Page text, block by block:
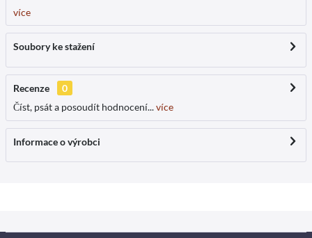
více
Soubory ke stažení
Recenze
0
Číst, psát a posoudít hodnocení...více
Informace o výrobci